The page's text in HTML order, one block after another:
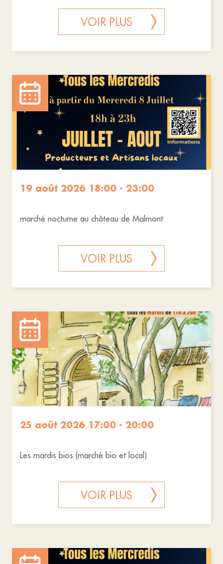
VOIR PLUS
19 août 2026 18:00 - 23:00
marché nocturne au château de Malmont
VOIR PLUS
25 août 2026 17:00 - 20:00
Les mardis bios (marché bio et local)
VOIR PLUS